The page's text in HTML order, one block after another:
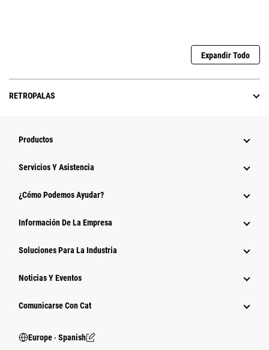
Expandir Todo
RETROPALAS
Productos
Servicios Y Asistencia
¿Cómo Podemos Ayudar?
Información De La Empresa
Soluciones Para La Industria
Noticias Y Eventos
Comunicarse Con Cat
Europe ‧ Spanish